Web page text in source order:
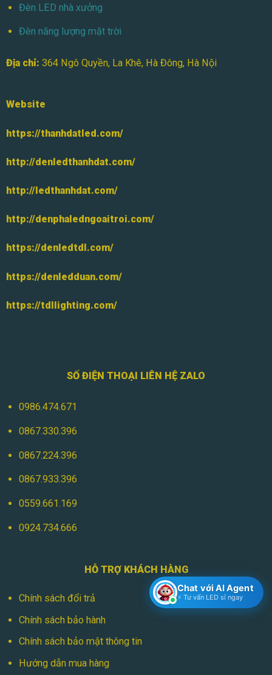
Đèn LED nhà xưởng
Đèn năng lượng mặt trời
Địa chỉ: 364 Ngô Quyền, La Khê, Hà Đông, Hà Nội
Website
https://thanhdatled.com/
http://denledthanhdat.com/
http://ledthanhdat.com/
http://denphaledngoaitroi.com/
https://denledtdl.com/
https://denledduan.com/
https://tdllighting.com/
SỐ ĐIỆN THOẠI LIÊN HỆ ZALO
0986.474.671
0867.330.396
0867.224.396
0867.933.396
0559.661.169
0924.734.666
HỖ TRỢ KHÁCH HÀNG
Chính sách đổi trả
Chính sách bảo hành
Chính sách bảo mật thông tin
Hướng dẫn mua hàng
Chat với AI Agent
⚡ Tư vấn LED sỉ ngay